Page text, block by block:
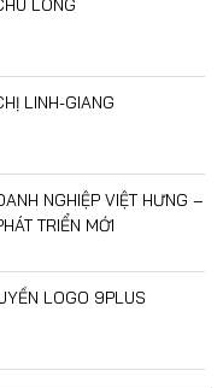
LONG
LINH-GIANG
NGHIỆP VIỆT HƯNG –
TRIỂN MỚI
LOGO 9PLUS